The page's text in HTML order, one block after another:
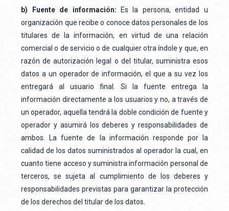
b) Fuente de información: Es la persona, entidad u
organización que recibe o conoce datos personales de los
titulares de la información, en virtud de una relación
comercial o de servicio o de cualquier otra índole y que, en
razón de autorización legal o del titular, suministra esos
datos a un operador de información, el que a su vez los
entregará al usuario final. Si la fuente entrega la
información directamente a los usuarios y no, a través de
un operador, aquella tendrá la doble condición de fuente y
operador y asumirá los deberes y responsabilidades de
ambos. La fuente de la información responde por la
calidad de los datos suministrados al operador la cual, en
cuanto tiene acceso y suministra información personal de
terceros, se sujeta al cumplimiento de los deberes y
responsabilidades previstas para garantizar la protección
de los derechos del titular de los datos.